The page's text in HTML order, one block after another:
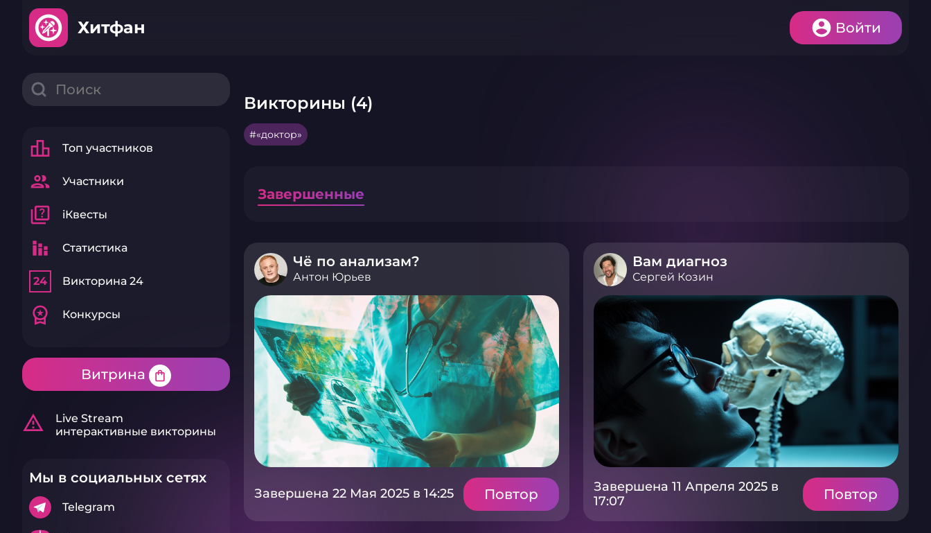
Хитфан Войти
leaderboard Топ участников
group Участники
quiz iКвесты
stacked_bar_chart Статистика
24 Викторина 24
workspace_premium Конкурсы
Витрина shopping_bag
warning_amber
Live Stream
интерактивные викторины
Мы в социальных сетях
Telegram
Викторины (4)
«доктор»
Завершенные
Чё по анализам?
Антон Юрьев
Завершена 22 Мая 2025 в 14:25 Повтор
Вам диагноз
Сергей Козин
Завершена 11 Апреля 2025 в
17:07
Повтор